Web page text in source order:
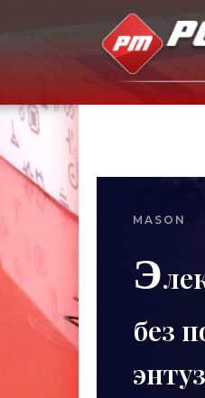
MASON
Э
без